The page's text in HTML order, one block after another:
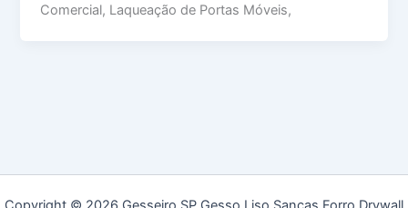
Comercial, Laqueação de Portas Móveis,